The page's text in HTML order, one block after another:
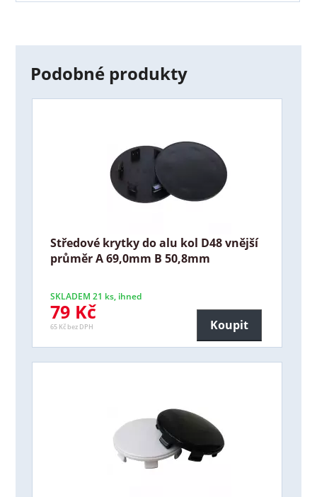
Podobné produkty
Středové krytky do alu kol D48 vnější
průměr A 69,0mm B 50,8mm
SKLADEM 21 ks, ihned
79 Kč
65 Kč bez DPH Koupit